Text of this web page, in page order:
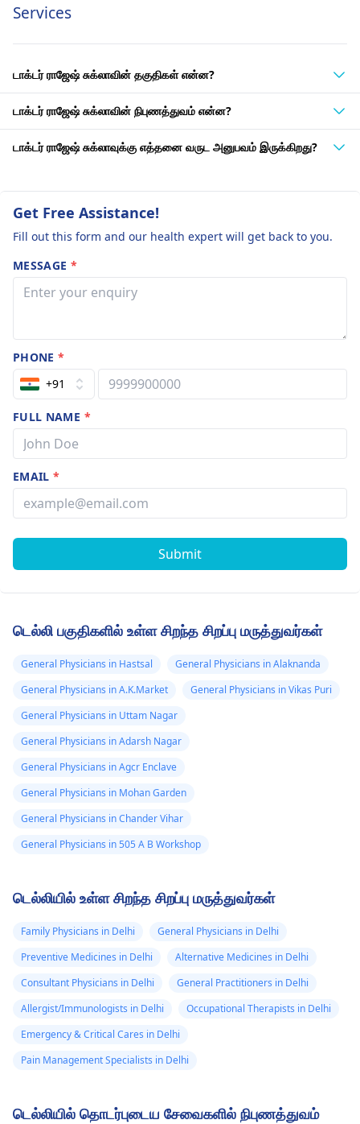
Services
டாக்டர் ராஜேஷ் சுக்லாவின் தகுதிகள் என்ன?
டாக்டர் ராஜேஷ் சுக்லாவின் நிபுணத்துவம் என்ன?
டாக்டர் ராஜேஷ் சுக்லாவுக்கு எத்தனை வருட அனுபவம் இருக்கிறது?
Get Free Assistance!
Fill out this form and our health expert will get back to you.
MESSAGE *
PHONE*
+91
FULL NAME *
EMAIL*
Submit
டெல்லி பகுதிகளில் உள்ள சிறந்த சிறப்பு மருத்துவர்கள்
General Physicians in Hastsal
General Physicians in Alaknanda
General Physicians in A.K.Market
General Physicians in Vikas Puri
General Physicians in Uttam Nagar
General Physicians in Adarsh Nagar
General Physicians in Agcr Enclave
General Physicians in Mohan Garden
General Physicians in Chander Vihar
General Physicians in 505 A B Workshop
டெல்லியில் உள்ள சிறந்த சிறப்பு மருத்துவர்கள்
Family Physicians in Delhi
General Physicians in Delhi
Preventive Medicines in Delhi
Alternative Medicines in Delhi
Consultant Physicians in Delhi
General Practitioners in Delhi
Allergist/Immunologists in Delhi
Occupational Therapists in Delhi
Emergency & Critical Cares in Delhi
Pain Management Specialists in Delhi
டெல்லியில் தொடர்புடைய சேவைகளில் நிபுணத்துவம்